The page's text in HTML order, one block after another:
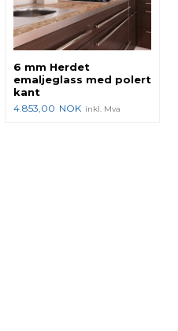
6 mm Herdet
emaljeglass med polert
kant
4.853,00 NOK inkl. Mva